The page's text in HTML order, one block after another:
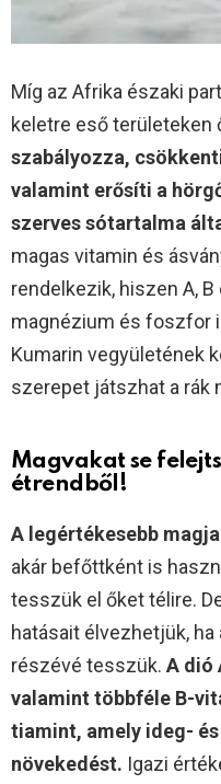
Míg az Afrika északi
keletre eső területeken
szabályozza,
valamint erősíti a
szerves sótartalma
magas vitamin és
rendelkezik, hiszen A,
magnézium és foszfor
Kumarin vegyületének
szerepet játszhat a rák
Magvakat se
étrendből!
A legértékesebb
akár befőttként is
tesszük el őket télire.
hatásait élvezhetjük,
részévé tesszük. A dió
valamint többféle B-
tiamint, amely ideg-
növekedést. Igazi